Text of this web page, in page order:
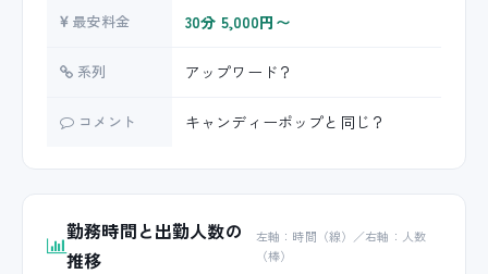
最安料金 30分 5,000円〜
系列 アップワード？
コメント キャンディーポップと同じ？
勤務時間と出勤人数の
推移
左軸：時間（線）／右軸：人数
（棒）